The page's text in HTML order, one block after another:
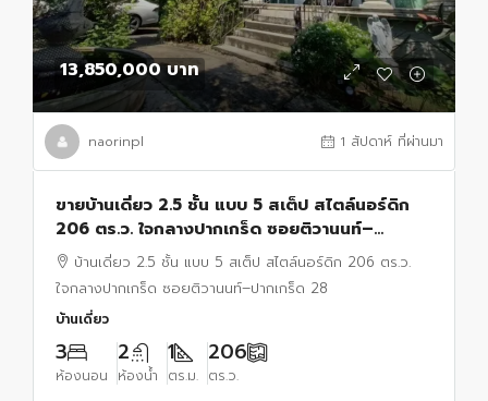
13,850,000 บาท
naorinpl 1 สัปดาห์ ที่ผ่านมา
ขายบ้านเดี่ยว 2.5 ชั้น แบบ 5 สเต็ป สไตล์นอร์ดิก
206 ตร.ว. ใจกลางปากเกร็ด ซอยติวานนท์–
ปากเกร็ด 28 ทำเลรุ่งเรือง อยู่และทำธุรกิจได้ในหลัง
เดียว
บ้านเดี่ยว 2.5 ชั้น แบบ 5 สเต็ป สไตล์นอร์ดิก 206 ตร.ว.
ใจกลางปากเกร็ด ซอยติวานนท์–ปากเกร็ด 28
บ้านเดี่ยว
3
ห้องนอน
2
ห้องน้ำ
1
ตร.ม.
206
ตร.ว.